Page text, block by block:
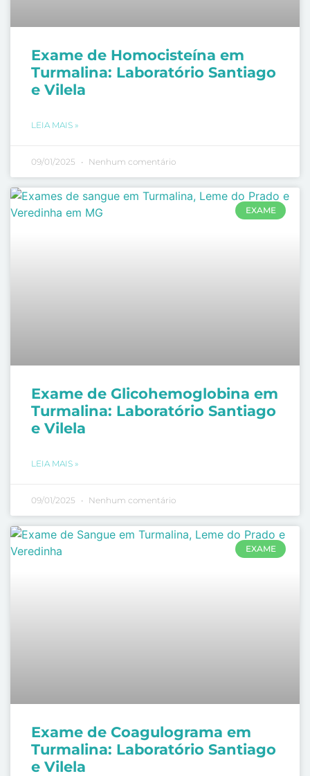
Exame de Homocisteína em
Turmalina: Laboratório Santiago
e Vilela
LEIA MAIS »
09/01/2025 Nenhum comentário
EXAME
Exame de Glicohemoglobina em
Turmalina: Laboratório Santiago
e Vilela
LEIA MAIS »
09/01/2025 Nenhum comentário
EXAME
Exame de Coagulograma em
Turmalina: Laboratório Santiago
e Vilela